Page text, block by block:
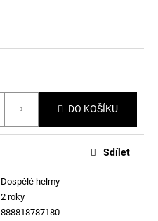
DO KOŠÍKU
Dospělé helmy
2 roky
888818787180
Sdílet